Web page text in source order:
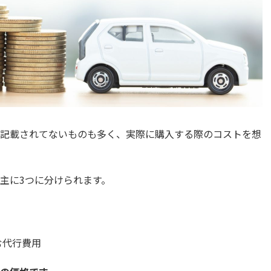
載されてないものも多く、実際に購入する際のコストを想
に3つに分けられます。
行費用